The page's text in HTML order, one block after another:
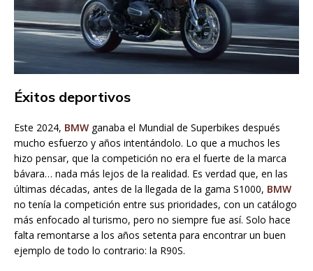
Éxitos deportivos
Este 2024, BMW ganaba el Mundial de Superbikes después
mucho esfuerzo y años intentándolo. Lo que a muchos les
hizo pensar, que la competición no era el fuerte de la marca
bávara… nada más lejos de la realidad. Es verdad que, en las
últimas décadas, antes de la llegada de la gama S1000, BMW
no tenía la competición entre sus prioridades, con un catálogo
más enfocado al turismo, pero no siempre fue así. Solo hace
falta remontarse a los años setenta para encontrar un buen
ejemplo de todo lo contrario: la R90S.